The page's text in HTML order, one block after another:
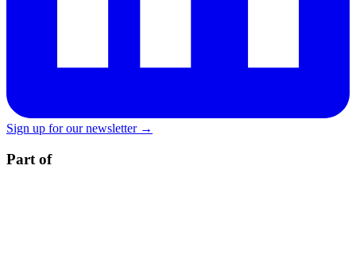
Sign up for our newsletter →
Part of